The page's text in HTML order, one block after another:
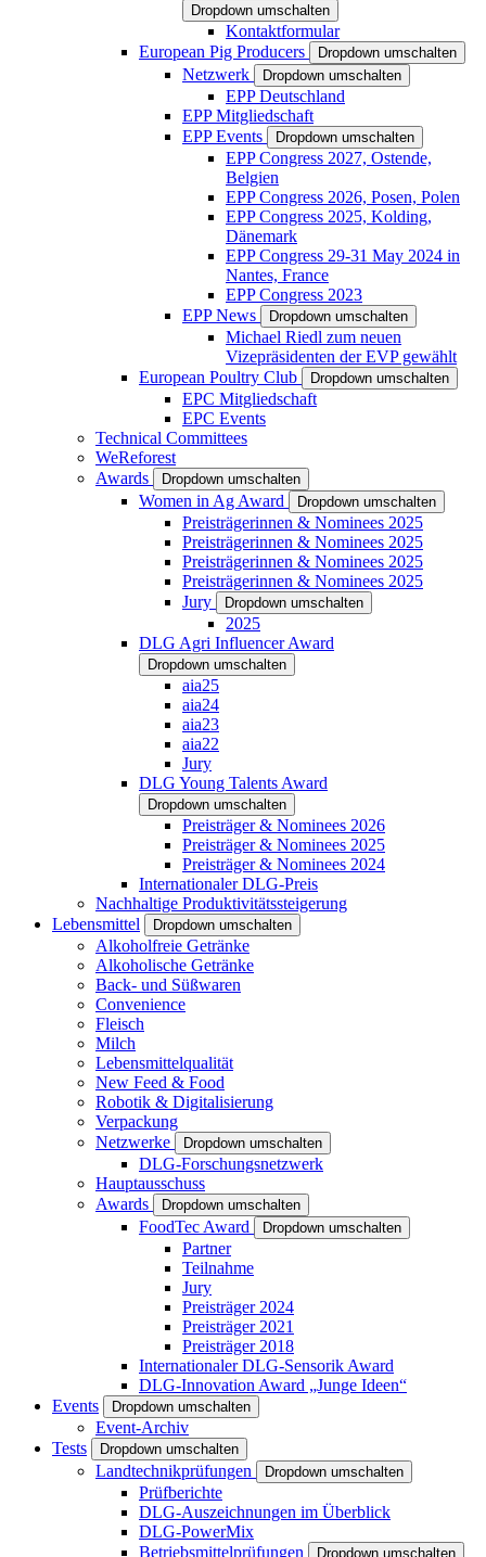
Dropdown umschalten
Kontaktformular
European Pig Producers
Dropdown umschalten
Netzwerk Dropdown umschalten
EPP Deutschland
EPP Mitgliedschaft
EPP Events
Dropdown umschalten
EPP Congress 2027, Ostende,
Belgien
EPP Congress 2026, Posen, Polen
EPP Congress 2025, Kolding,
Dänemark
EPP Congress 29-31 May 2024 in
Nantes, France
EPP Congress 2023
EPP News
Dropdown umschalten
Michael Riedl zum neuen
Vizepräsidenten der EVP gewählt
European Poultry Club
Dropdown umschalten
EPC Mitgliedschaft
EPC Events
Technical Committees
WeReforest
Awards
Dropdown umschalten
Women in Ag Award Dropdown umschalten
Preisträgerinnen & Nominees 2025
Preisträgerinnen & Nominees 2025
Preisträgerinnen & Nominees 2025
Preisträgerinnen & Nominees 2025
Jury
Dropdown umschalten
2025
DLG Agri Influencer Award
Dropdown umschalten
aia25
aia24
aia23
aia22
Jury
DLG Young Talents Award
Dropdown umschalten
Preisträger & Nominees 2026
Preisträger & Nominees 2025
Preisträger & Nominees 2024
Internationaler DLG-Preis
Nachhaltige Produktivitätssteigerung
Lebensmittel
Dropdown umschalten
Alkoholfreie Getränke
Alkoholische Getränke
Back- und Süßwaren
Convenience
Fleisch
Milch
Lebensmittelqualität
New Feed & Food
Robotik & Digitalisierung
Verpackung
Netzwerke
Dropdown umschalten
DLG-Forschungsnetzwerk
Hauptausschuss
Awards
Dropdown umschalten
FoodTec Award Dropdown umschalten
Partner
Teilnahme
Jury
Preisträger 2024
Preisträger 2021
Preisträger 2018
Internationaler DLG-Sensorik Award
DLG-Innovation Award „Junge Ideen“
Events
Dropdown umschalten
Event-Archiv
Tests
Dropdown umschalten
Landtechnikprüfungen Dropdown umschalten
Prüfberichte
DLG-Auszeichnungen im Überblick
DLG-PowerMix
Betriebsmittelprüfungen
Dropdown umschalten